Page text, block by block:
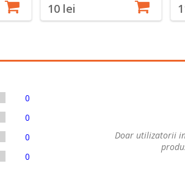
10 lei
0
0
0
0
Doar utilizatorii